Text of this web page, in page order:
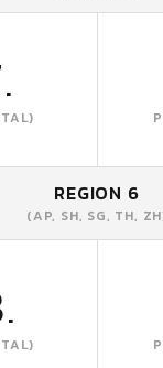
REGION 6
(AP, SH, SG, TH,